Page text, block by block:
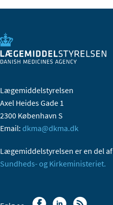
Lægemiddelstyrelsen
Axel Heides Gade 1
2300 København S
Email: dkma@dkma.dk
Lægemiddelstyrelsen er en del af
Sundheds- og Kirkeministeriet.